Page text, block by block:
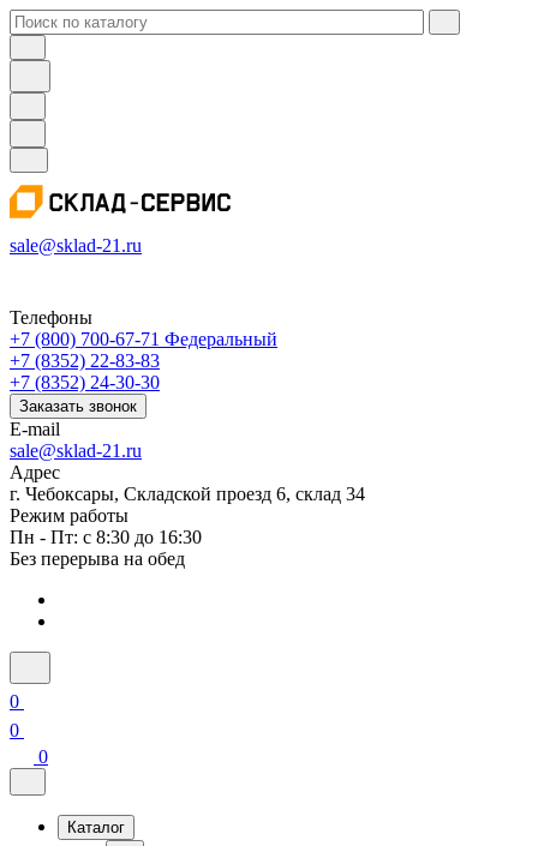
sale@sklad-21.ru
Телефоны
+7 (800) 700-67-71 Федеральный
+7 (8352) 22-83-83
+7 (8352) 24-30-30
Заказать звонок
E-mail
sale@sklad-21.ru
Адрес
г. Чебоксары, Складской проезд 6, склад 34
Режим работы
Пн - Пт: с 8:30 до 16:30
Без перерыва на обед
0
0
0
Каталог